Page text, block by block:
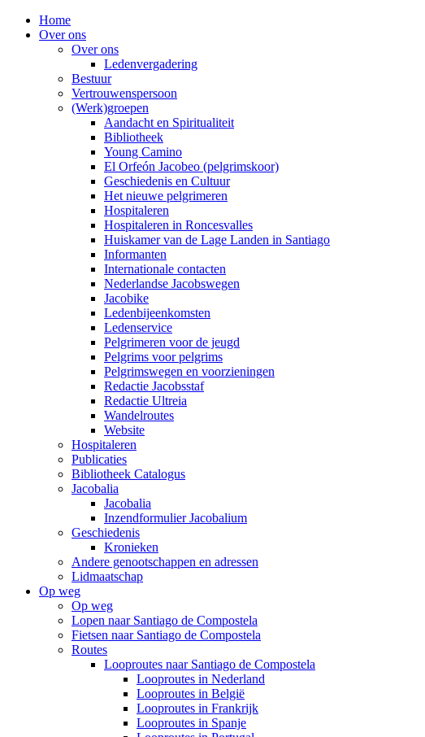
Home
Over ons
Over ons
Ledenvergadering
Bestuur
Vertrouwenspersoon
(Werk)groepen
Aandacht en Spiritualiteit
Bibliotheek
Young Camino
El Orfeón Jacobeo (pelgrimskoor)
Geschiedenis en Cultuur
Het nieuwe pelgrimeren
Hospitaleren
Hospitaleren in Roncesvalles
Huiskamer van de Lage Landen in Santiago
Informanten
Internationale contacten
Nederlandse Jacobswegen
Jacobike
Ledenbijeenkomsten
Ledenservice
Pelgrimeren voor de jeugd
Pelgrims voor pelgrims
Pelgrimswegen en voorzieningen
Redactie Jacobsstaf
Redactie Ultreia
Wandelroutes
Website
Hospitaleren
Publicaties
Bibliotheek Catalogus
Jacobalia
Jacobalia
Inzendformulier Jacobalium
Geschiedenis
Kronieken
Andere genootschappen en adressen
Lidmaatschap
Op weg
Op weg
Lopen naar Santiago de Compostela
Fietsen naar Santiago de Compostela
Routes
Looproutes naar Santiago de Compostela
Looproutes in Nederland
Looproutes in België
Looproutes in Frankrijk
Looproutes in Spanje